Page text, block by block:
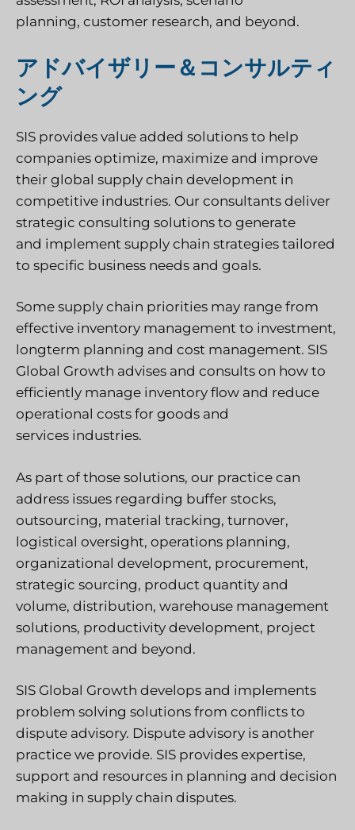
planning, customer research, and beyond.
アドバイザリー＆コンサルティ
ング
SIS provides value added solutions to help
companies optimize, maximize and improve
their global supply chain development in
competitive industries. Our consultants deliver
strategic consulting solutions to generate
and implement supply chain strategies tailored
to specific business needs and goals.
Some supply chain priorities may range from
effective inventory management to investment,
longterm planning and cost management. SIS
Global Growth advises and consults on how to
efficiently manage inventory flow and reduce
operational costs for goods and
services industries.
As part of those solutions, our practice can
address issues regarding buffer stocks,
outsourcing, material tracking, turnover,
logistical oversight, operations planning,
organizational development, procurement,
strategic sourcing, product quantity and
volume, distribution, warehouse management
solutions, productivity development, project
management and beyond.
SIS Global Growth develops and implements
problem solving solutions from conflicts to
dispute advisory. Dispute advisory is another
practice we provide. SIS provides expertise,
support and resources in planning and decision
making in supply chain disputes.